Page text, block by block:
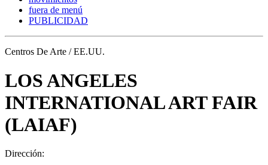
fuera de menú
PUBLICIDAD
Centros De Arte / EE.UU.
LOS ANGELES
INTERNATIONAL ART FAIR
(LAIAF)
Dirección: